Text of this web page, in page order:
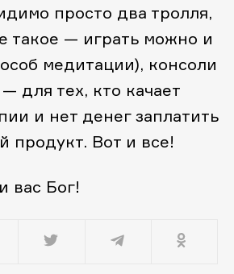
просто два тролля,
такое — играть можно и
медитации), консоли
для тех, кто качает
и нет денег заплатить
продукт. Вот и все!
вас Бог!